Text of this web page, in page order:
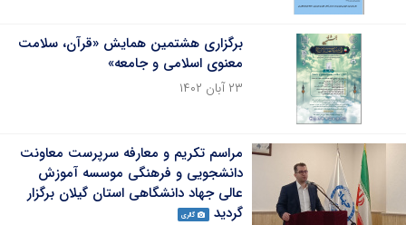
برگزاری هشتمین همایش «قرآن، سلامت
معنوی اسلامی و جامعه»
۲۳ آبان ۱۴۰۲
مراسم تکریم و معارفه سرپرست معاونت
دانشجویی و فرهنگی موسسه آموزش
عالی جهاد دانشگاهی استان گیلان برگزار
گردید
گالری